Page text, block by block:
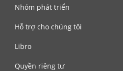
Nhóm phát triển
Hỗ trợ cho chúng tôi
Libro
Quyền riêng tư